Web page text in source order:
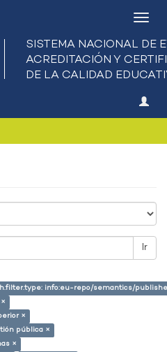
Ir
info:eu-repo/semantics/
×
pública ×
×